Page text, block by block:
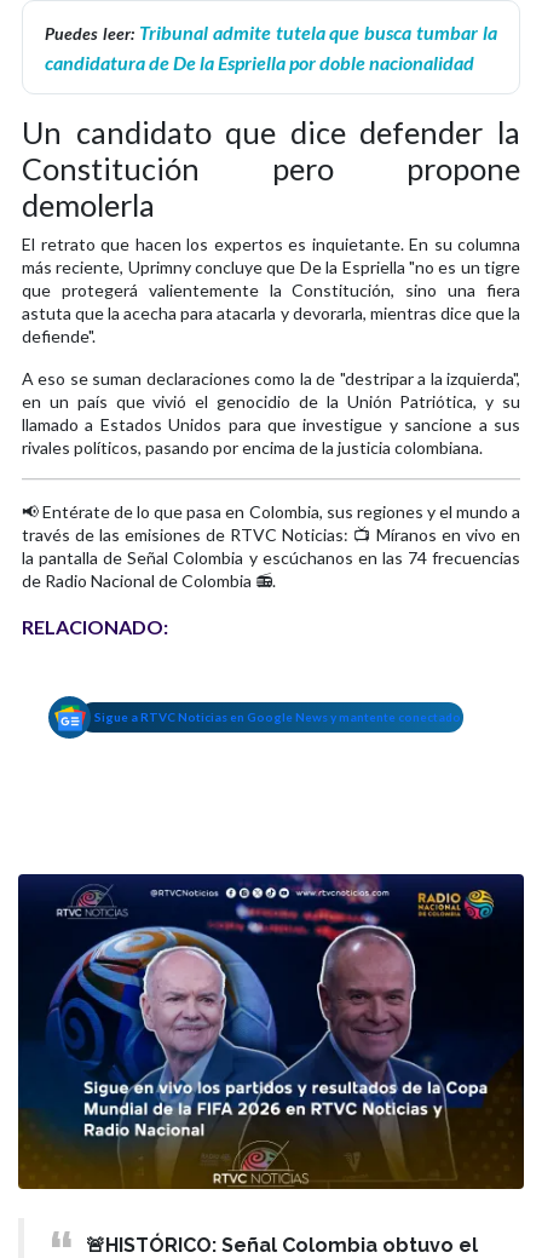
Puedes leer: Tribunal admite tutela que busca tumbar la
candidatura de De la Espriella por doble nacionalidad
Un candidato que dice defender la
Constitución pero propone
demolerla
El retrato que hacen los expertos es inquietante. En su columna
más reciente, Uprimny concluye que De la Espriella "no es un tigre
que protegerá valientemente la Constitución, sino una fiera
astuta que la acecha para atacarla y devorarla, mientras dice que la
defiende".
A eso se suman declaraciones como la de "destripar a la izquierda",
en un país que vivió el genocidio de la Unión Patriótica, y su
llamado a Estados Unidos para que investigue y sancione a sus
rivales políticos, pasando por encima de la justicia colombiana.
📢 Entérate de lo que pasa en Colombia, sus regiones y el mundo a
través de las emisiones de RTVC Noticias: 📺 Míranos en vivo en
la pantalla de Señal Colombia y escúchanos en las 74 frecuencias
de Radio Nacional de Colombia 📻.
RELACIONADO:
Sigue a RTVC Noticias en Google News y mantente conectado
🚨HISTÓRICO: Señal Colombia obtuvo el